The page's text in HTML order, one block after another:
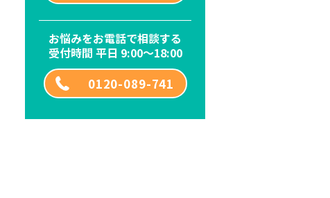
お悩みをお電話で相談する
受付時間 平日 9:00～18:00
0120-089-741